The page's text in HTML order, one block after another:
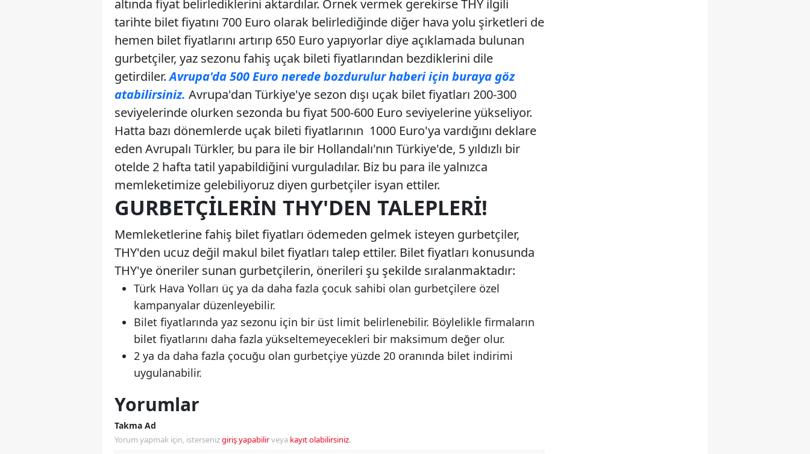
altında fiyat belirlediklerini aktardılar. Örnek vermek gerekirse THY ilgili
tarihte bilet fiyatını 700 Euro olarak belirlediğinde diğer hava yolu şirketleri de
hemen bilet fiyatlarını artırıp 650 Euro yapıyorlar diye açıklamada bulunan
gurbetçiler, yaz sezonu fahiş uçak bileti fiyatlarından bezdiklerini dile
getirdiler.Avrupa'da 500 Euro nerede bozdurulur haberi için buraya göz
atabilirsiniz. Avrupa'dan Türkiye'ye sezon dışı uçak bilet fiyatları 200-300
seviyelerinde olurken sezonda bu fiyat 500-600 Euro seviyelerine yükseliyor.
Hatta bazı dönemlerde uçak bileti fiyatlarının 1000 Euro'ya vardığını deklare
eden Avrupalı Türkler, bu para ile bir Hollandalı'nın Türkiye'de, 5 yıldızlı bir
otelde 2 hafta tatil yapabildiğini vurguladılar. Biz bu para ile yalnızca
memleketimize gelebiliyoruz diyen gurbetçiler isyan ettiler.
GURBETÇILERIN THY'DEN TALEPLERI!
Memleketlerine fahiş bilet fiyatları ödemeden gelmek isteyen gurbetçiler,
THY'den ucuz değil makul bilet fiyatları talep ettiler. Bilet fiyatları konusunda
THY'ye öneriler sunan gurbetçilerin, önerileri şu şekilde sıralanmaktadır:
Türk Hava Yolları üç ya da daha fazla çocuk sahibi olan gurbetçilere özel
kampanyalar düzenleyebilir.
Bilet fiyatlarında yaz sezonu için bir üst limit belirlenebilir. Böylelikle firmaların
bilet fiyatlarını daha fazla yükseltemeyecekleri bir maksimum değer olur.
2 ya da daha fazla çocuğu olan gurbetçiye yüzde 20 oranında bilet indirimi
uygulanabilir.
Yorumlar
Takma Ad
Yorum yapmak için, istersenizgiriş yapabilirveya kayıt olabilirsiniz.